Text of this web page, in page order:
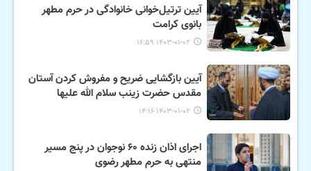
آیین ترتیل‌خوانی خانوادگی در حرم مطهر
بانوی کرامت
۱۴۰۳-۰۱-۰۲ ۱۶:۵۹
آیین بازگشایی ضریح و مفروش کردن آستان
مقدس حضرت زینب سلام الله علیها
۱۴۰۳-۰۱-۰۲ ۱۴:۱۶
اجرای اذان زنده ۶۰ نوجوان در پنج مسیر
منتهی به حرم مطهر رضوی